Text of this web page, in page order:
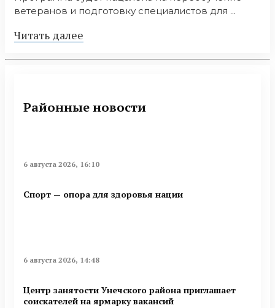
ветеранов и подготовку специалистов для ...
Читать далее
Районные новости
6 августа 2026, 16:10
Спорт — опора для здоровья нации
6 августа 2026, 14:48
Центр занятости Унечского района приглашает
соискателей на ярмарку вакансий